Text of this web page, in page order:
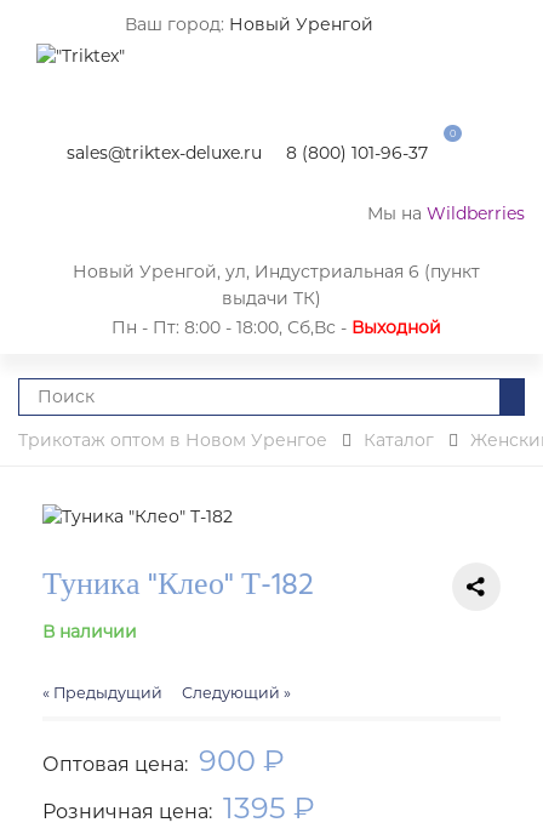
Ваш город: Новый Уренгой
0
8 (800) 101-96-37
sales@triktex-deluxe.ru
Мы на Wildberries
Новый Уренгой, ул, Индустриальная 6 (пункт
выдачи ТК)
Пн - Пт: 8:00 - 18:00, Сб,Вс - Выходной
Трикотаж оптом в Новом Уренгое Каталог
Туника "Клео" Т-182
В наличии
« Предыдущий Следующий »
Оптовая цена: 900 ₽
Розничная цена: 1395 ₽